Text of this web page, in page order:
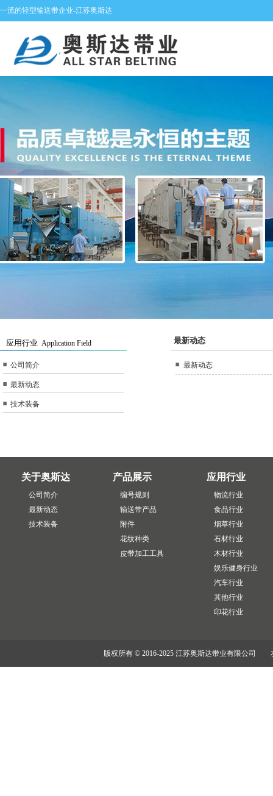
一流的轻型输送带企业-江苏奥斯达
应用行业 Application Field
公司简介
最新动态
技术装备
最新动态
最新动态
关于奥斯达
公司简介
最新动态
技术装备
产品展示
编号规则
输送带产品
附件
花纹种类
皮带加工工具
应用行业
物流行业
食品行业
烟草行业
石材行业
木材行业
娱乐健身行业
汽车行业
其他行业
印花行业
版权所有 © 2016-2025 江苏奥斯达带业有限公司